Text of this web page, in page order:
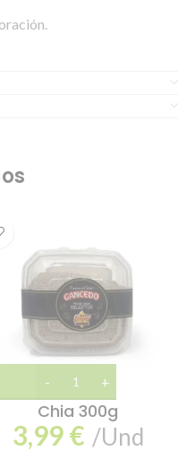
Chia 300g
3,99€ /Und